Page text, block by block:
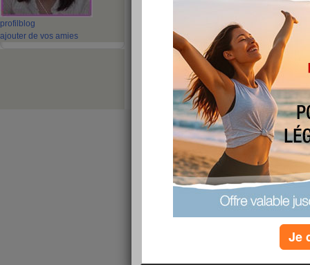
profil blog
ajouter de vos amies
Comment peser
balance ?
publié le 03/02/2008 à 17:16
Je